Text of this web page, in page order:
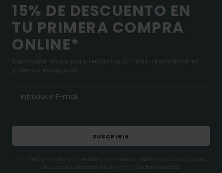
15% DE DESCUENTO EN
TU PRIMERA COMPRA
ONLINE*
Suscríbete ahora para recibir las ultimas informaciones
y ofertas exclusivas.
SUSCRIBIR
(*) Oferta valida online para los nuevos inscritos. Condiciones
de uso detalladas en el email de bienvenida